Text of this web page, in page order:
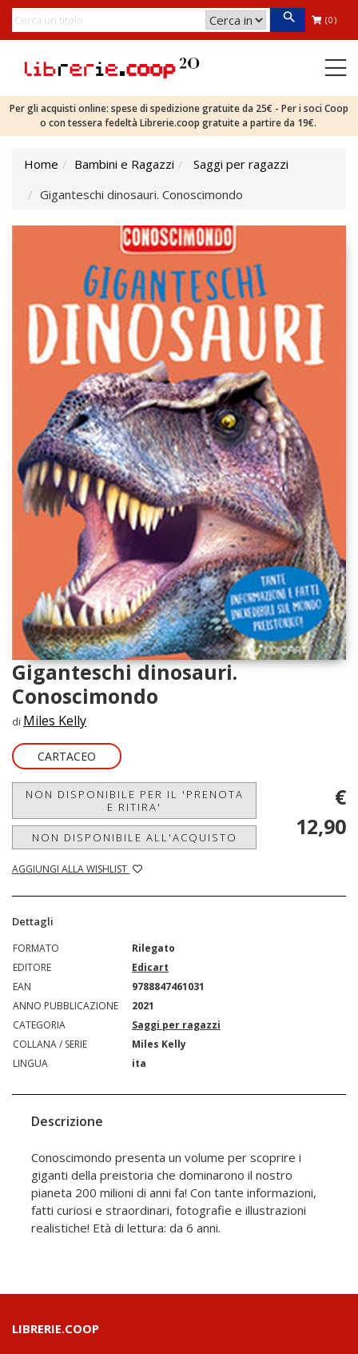
(0)
Per gli acquisti online: spese di spedizione gratuite da 25€ - Per i soci Coop
o con tessera fedeltà Librerie.coop gratuite a partire da 19€.
Home Bambini e Ragazzi
Saggi per ragazzi
Giganteschi dinosauri. Conoscimondo
Giganteschi dinosauri.
Conoscimondo
di Miles Kelly
CARTACEO
NON DISPONIBILE PER IL 'PRENOTA
E RITIRA'
NON DISPONIBILE ALL'ACQUISTO
AGGIUNGI ALLA WISHLIST
€
12,90
Dettagli
FORMATO
Rilegato
EDITORE
Edicart
EAN
9788847461031
ANNO PUBBLICAZIONE
2021
CATEGORIA
Saggi per ragazzi
COLLANA / SERIE
Miles Kelly
LINGUA
ita
Descrizione
Conoscimondo presenta un volume per scoprire i
giganti della preistoria che dominarono il nostro
pianeta 200 milioni di anni fa! Con tante informazioni,
fatti curiosi e straordinari, fotografie e illustrazioni
realistiche! Età di lettura: da 6 anni.
LIBRERIE.COOP